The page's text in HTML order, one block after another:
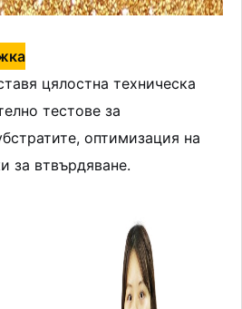
цялостна техническа
тестове за
оптимизация на
за втвърдяване.